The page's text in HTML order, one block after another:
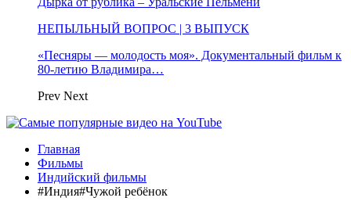
НЕПЫЛЬНЫЙ ВОПРОС | 3 ВЫПУСК
«Песняры — молодость моя». Документальный фильм к
80-летию Владимира…
Prev Next
Главная
Фильмы
Индийский фильмы
#Индия#Чужой ребёнок